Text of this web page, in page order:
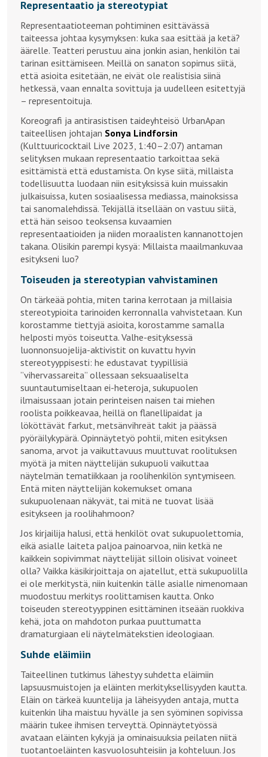
Representaatio ja stereotypiat
Representaatioteeman pohtiminen esittävässä
taiteessa johtaa kysymyksen: kuka saa esittää ja ketä?
äärelle. Teatteri perustuu aina jonkin asian, henkilön tai
tarinan esittämiseen. Meillä on sanaton sopimus siitä,
että asioita esitetään, ne eivät ole realistisia siinä
hetkessä, vaan ennalta sovittuja ja uudelleen esitettyjä
– representoituja.
Koreografi ja antirasistisen taideyhteisö UrbanApan
taiteellisen johtajan Sonya Lindforsin
(Kulttuuricocktail Live 2023, 1:40–2:07) antaman
selityksen mukaan representaatio tarkoittaa sekä
esittämistä että edustamista. On kyse siitä, millaista
todellisuutta luodaan niin esityksissä kuin muissakin
julkaisuissa, kuten sosiaalisessa mediassa, mainoksissa
tai sanomalehdissä. Tekijällä itsellään on vastuu siitä,
että hän seisoo teoksensa kuvaamien
representaatioiden ja niiden moraalisten kannanottojen
takana. Olisikin parempi kysyä: Millaista maailmankuvaa
esitykseni luo?
Toiseuden ja stereotypian vahvistaminen
On tärkeää pohtia, miten tarina kerrotaan ja millaisia
stereotypioita tarinoiden kerronnalla vahvistetaan. Kun
korostamme tiettyjä asioita, korostamme samalla
helposti myös toiseutta. Valhe-esityksessä
luonnonsuojelija-aktivistit on kuvattu hyvin
stereotyyppisesti: he edustavat tyypillisiä
”vihervassareita” ollessaan seksuaaliselta
suuntautumiseltaan ei-heteroja, sukupuolen
ilmaisussaan jotain perinteisen naisen tai miehen
roolista poikkeavaa, heillä on flanellipaidat ja
lököttävät farkut, metsänvihreät takit ja päässä
pyöräilykypärä. Opinnäytetyö pohtii, miten esityksen
sanoma, arvot ja vaikuttavuus muuttuvat roolituksen
myötä ja miten näyttelijän sukupuoli vaikuttaa
näytelmän tematiikkaan ja roolihenkilön syntymiseen.
Entä miten näyttelijän kokemukset omana
sukupuolenaan näkyvät, tai mitä ne tuovat lisää
esitykseen ja roolihahmoon?
Jos kirjailija halusi, että henkilöt ovat sukupuolettomia,
eikä asialle laiteta paljoa painoarvoa, niin ketkä ne
kaikkein sopivimmat näyttelijät silloin olisivat voineet
olla? Vaikka käsikirjoittaja on ajatellut, että sukupuolilla
ei ole merkitystä, niin kuitenkin tälle asialle nimenomaan
muodostuu merkitys roolittamisen kautta. Onko
toiseuden stereotyyppinen esittäminen itseään ruokkiva
kehä, jota on mahdoton purkaa puuttumatta
dramaturgiaan eli näytelmätekstien ideologiaan.
Suhde eläimiin
Taiteellinen tutkimus lähestyy suhdetta eläimiin
lapsuusmuistojen ja eläinten merkityksellisyyden kautta.
Eläin on tärkeä kuuntelija ja läheisyyden antaja, mutta
kuitenkin liha maistuu hyvälle ja sen syöminen sopivissa
määrin tukee ihmisen terveyttä. Opinnäytetyössä
avataan eläinten kykyjä ja ominaisuuksia peilaten niitä
tuotantoeläinten kasvuolosuhteisiin ja kohteluun. Jos